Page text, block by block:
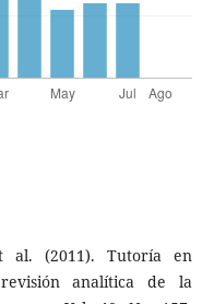
al. (2011). Tutoría en
analítica de la